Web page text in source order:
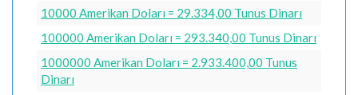
10000 Amerikan Doları = 29.334,00 Tunus Dinarı
100000 Amerikan Doları = 293.340,00 Tunus Dinarı
1000000 Amerikan Doları = 2.933.400,00 Tunus
Dinarı